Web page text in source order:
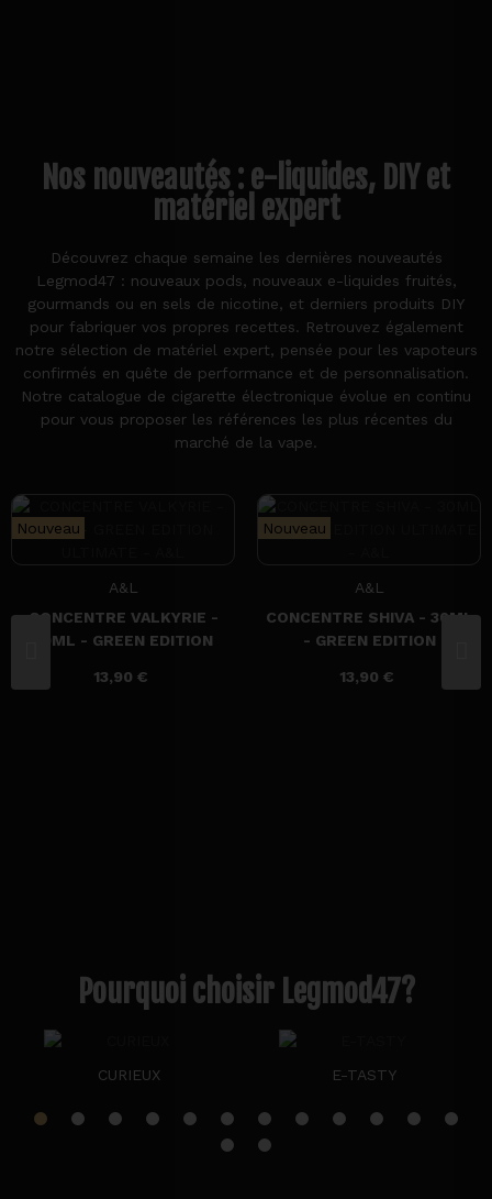
Nos nouveautés : e-liquides, DIY et
matériel expert
Découvrez chaque semaine les dernières nouveautés
Legmod47 : nouveaux pods, nouveaux e-liquides fruités,
gourmands ou en sels de nicotine, et derniers produits DIY
pour fabriquer vos propres recettes. Retrouvez également
notre sélection de matériel expert, pensée pour les vapoteurs
confirmés en quête de performance et de personnalisation.
Notre catalogue de cigarette électronique évolue en continu
pour vous proposer les références les plus récentes du
marché de la vape.
Nouveau
A&L
CONCENTRE VALKYRIE -
30ML - GREEN EDITION
13,90 €
Nouveau
A&L
CONCENTRE SHIVA - 30ML
- GREEN EDITION
13,90 €
Pourquoi choisir Legmod47?
CURIEUX E-TASTY